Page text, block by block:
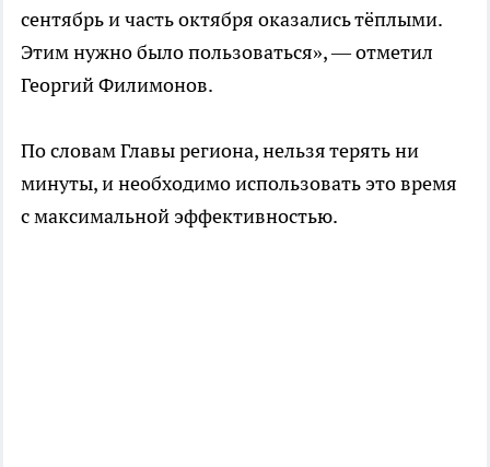
сентябрь и часть октября оказались тёплыми.
Этим нужно было пользоваться», — отметил
Георгий Филимонов.
По словам Главы региона, нельзя терять ни
минуты, и необходимо использовать это время
с максимальной эффективностью.